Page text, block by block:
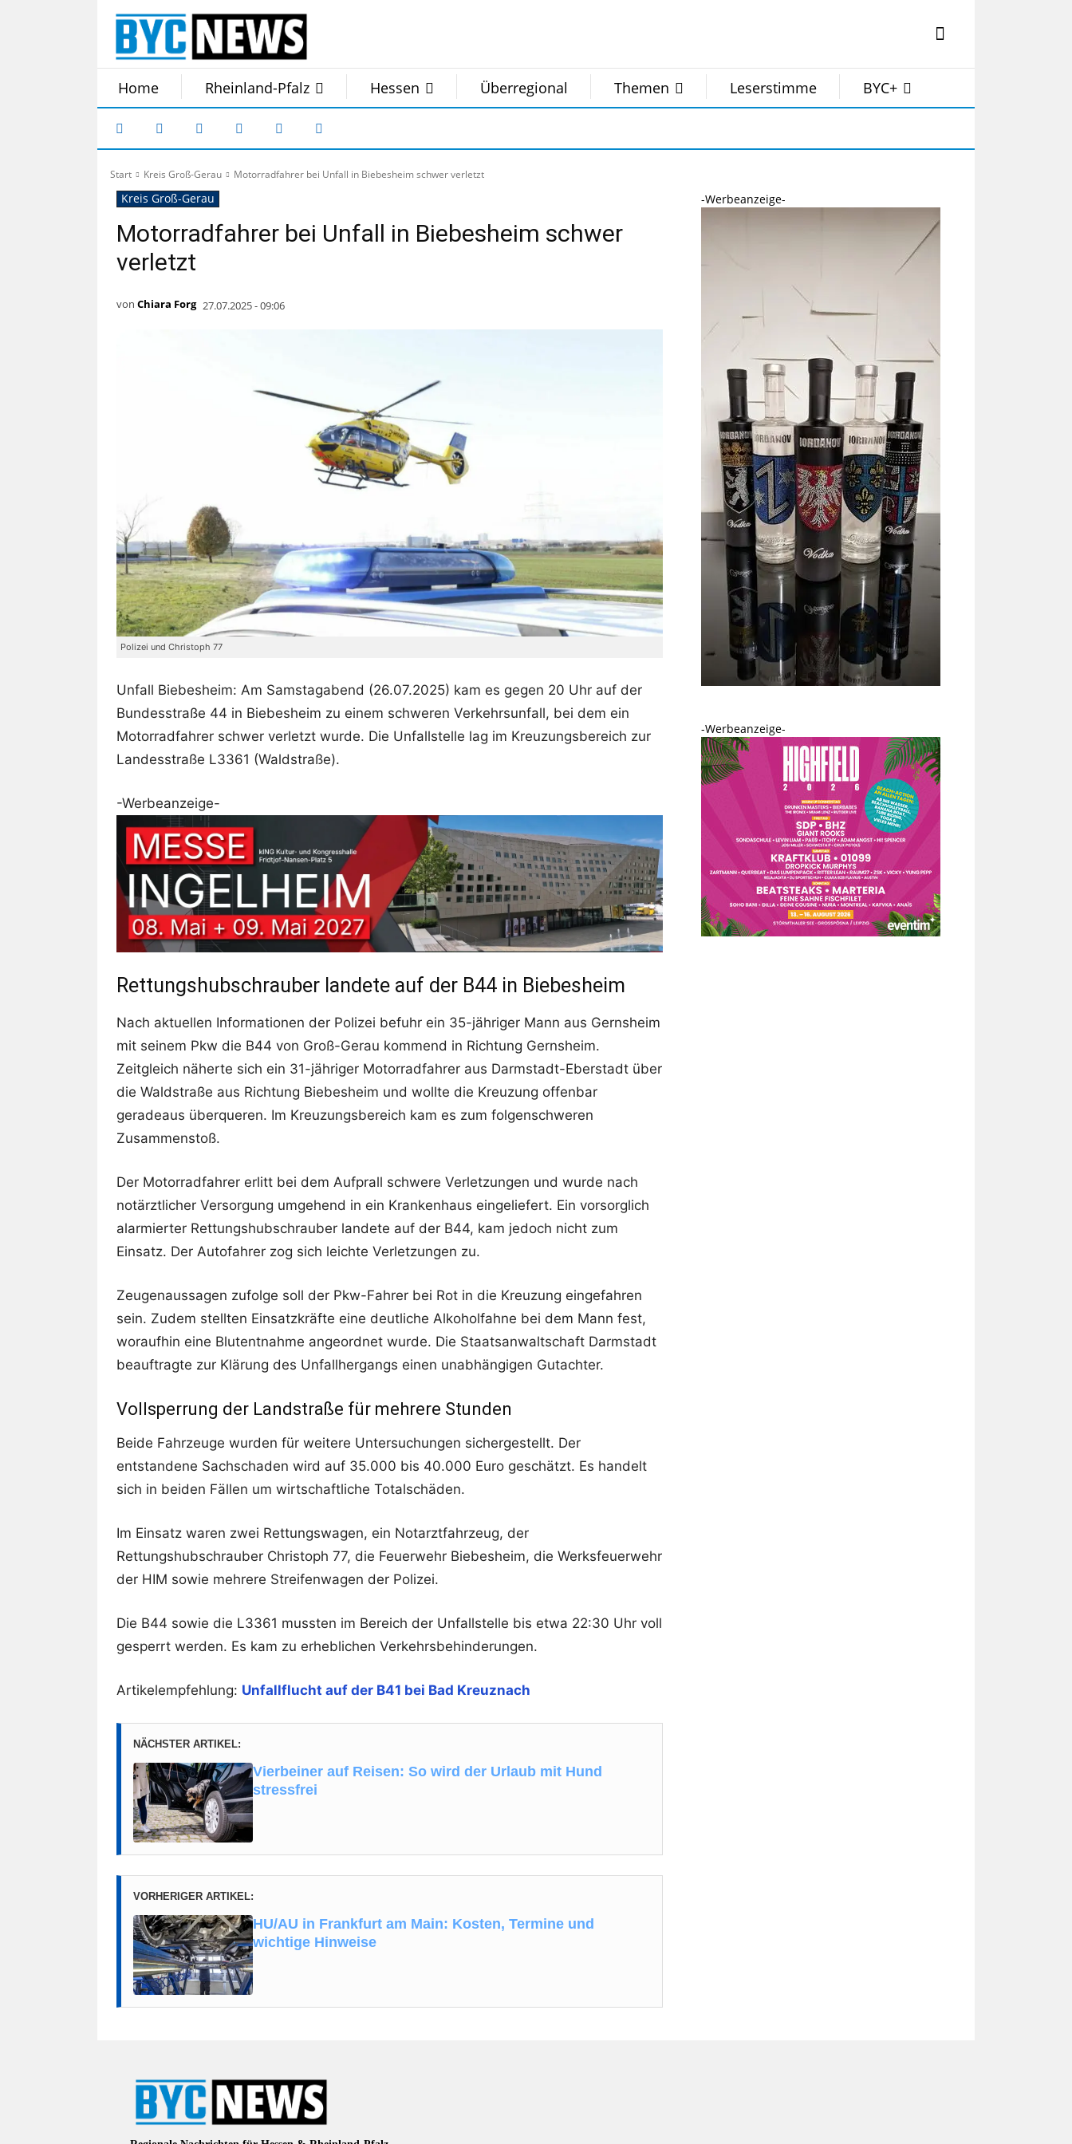
Home Rheinland-Pfalz Hessen Überregional Themen Leserstimme BYC+
Start Kreis Groß-Gerau Motorradfahrer bei Unfall in Biebesheim schwer verletzt
Kreis Groß-Gerau
Motorradfahrer bei Unfall in Biebesheim schwer
verletzt
von Chiara Forg 27.07.2025 - 09:06
Polizei und Christoph 77
Unfall Biebesheim: Am Samstagabend (26.07.2025) kam es gegen 20 Uhr auf der
Bundesstraße 44 in Biebesheim zu einem schweren Verkehrsunfall, bei dem ein
Motorradfahrer schwer verletzt wurde. Die Unfallstelle lag im Kreuzungsbereich zur
Landesstraße L3361 (Waldstraße).
-Werbeanzeige-
Rettungshubschrauber landete auf der B44 in Biebesheim
Nach aktuellen Informationen der Polizei befuhr ein 35-jähriger Mann aus Gernsheim
mit seinem Pkw die B44 von Groß-Gerau kommend in Richtung Gernsheim.
Zeitgleich näherte sich ein 31-jähriger Motorradfahrer aus Darmstadt-Eberstadt über
die Waldstraße aus Richtung Biebesheim und wollte die Kreuzung offenbar
geradeaus überqueren. Im Kreuzungsbereich kam es zum folgenschweren
Zusammenstoß.
Der Motorradfahrer erlitt bei dem Aufprall schwere Verletzungen und wurde nach
notärztlicher Versorgung umgehend in ein Krankenhaus eingeliefert. Ein vorsorglich
alarmierter Rettungshubschrauber landete auf der B44, kam jedoch nicht zum
Einsatz. Der Autofahrer zog sich leichte Verletzungen zu.
Zeugenaussagen zufolge soll der Pkw-Fahrer bei Rot in die Kreuzung eingefahren
sein. Zudem stellten Einsatzkräfte eine deutliche Alkoholfahne bei dem Mann fest,
woraufhin eine Blutentnahme angeordnet wurde. Die Staatsanwaltschaft Darmstadt
beauftragte zur Klärung des Unfallhergangs einen unabhängigen Gutachter.
Vollsperrung der Landstraße für mehrere Stunden
Beide Fahrzeuge wurden für weitere Untersuchungen sichergestellt. Der
entstandene Sachschaden wird auf 35.000 bis 40.000 Euro geschätzt. Es handelt
sich in beiden Fällen um wirtschaftliche Totalschäden.
Im Einsatz waren zwei Rettungswagen, ein Notarztfahrzeug, der
Rettungshubschrauber Christoph 77, die Feuerwehr Biebesheim, die Werksfeuerwehr
der HIM sowie mehrere Streifenwagen der Polizei.
Die B44 sowie die L3361 mussten im Bereich der Unfallstelle bis etwa 22:30 Uhr voll
gesperrt werden. Es kam zu erheblichen Verkehrsbehinderungen.
Artikelempfehlung: Unfallflucht auf der B41 bei Bad Kreuznach
NÄCHSTER ARTIKEL:
Vierbeiner auf Reisen: So wird der Urlaub mit Hund
stressfrei
VORHERIGER ARTIKEL:
HU/AU in Frankfurt am Main: Kosten, Termine und
wichtige Hinweise
-Werbeanzeige-
-Werbeanzeige-